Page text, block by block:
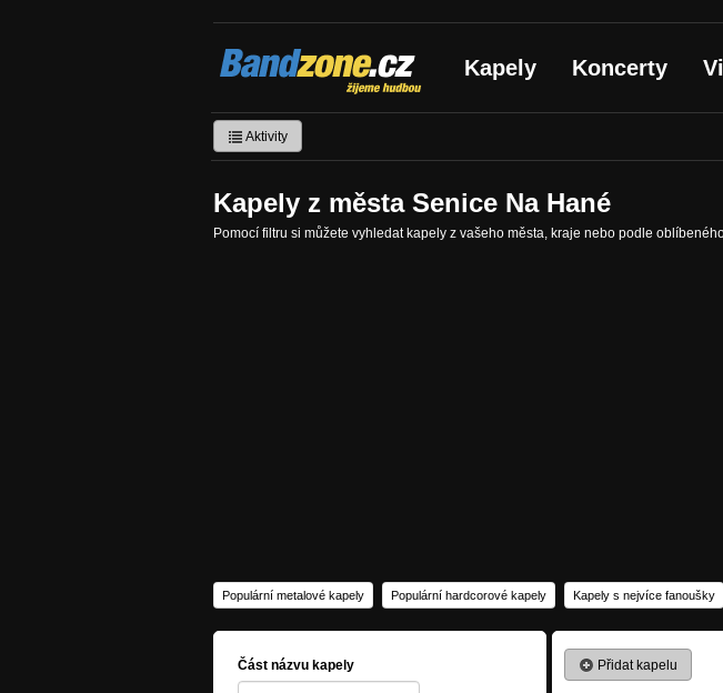
Bandzone.cz
žijeme hudbou Kapely Koncerty
Aktivity
Kapely z města Senice Na Hané
Pomocí filtru si můžete vyhledat kapely z vašeho města, kraje nebo podle
Populární metalové kapely Populární hardcorové kapely Kapely s nejvíce fanoušky
Část názvu kapely Přidat kapelu